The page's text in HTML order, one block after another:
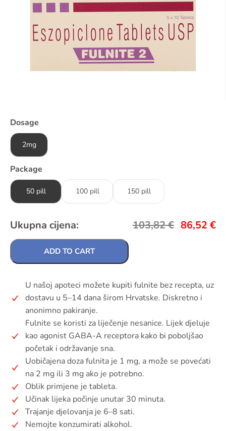
Dosage
2mg
Package
50 pill 100 pill 150 pill
Ukupna cijena: 103,82€ 86,52 €
ADD TO CART
U našoj apoteci možete kupiti fulnite bez recepta, uz
dostavu u 5–14 dana širom Hrvatske. Diskretno i
anonimno pakiranje.
Fulnite se koristi za liječenje nesanice. Lijek djeluje
kao agonist GABA-A receptora kako bi poboljšao
početak i održavanje sna.
Uobičajena doza fulnita je 1 mg, a može se povećati
na 2 mg ili 3 mg ako je potrebno.
Oblik primjene je tableta.
Učinak lijeka počinje unutar 30 minuta.
Trajanje djelovanja je 6–8 sati.
Nemojte konzumirati alkohol.